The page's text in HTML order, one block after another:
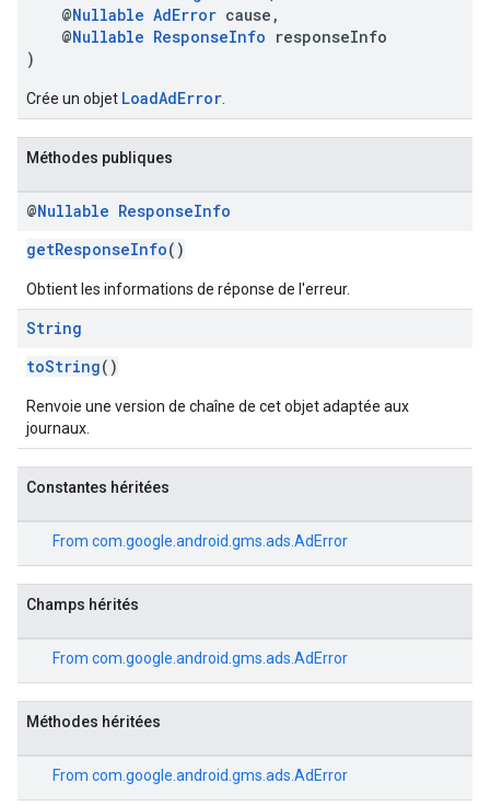
@Nullable AdError cause,
@Nullable ResponseInfo responseInfo
)
Crée un objet LoadAdError
Méthodes publiques
@Nullable ResponseInfo
getResponseInfo()
Obtient les informations de réponse de l'erreur.
String
toString()
Renvoie une version de chaîne de cet objet adaptée aux
journaux.
Constantes héritées
From com.google.android.gms.ads.AdError
Champs hérités
From com.google.android.gms.ads.AdError
Méthodes héritées
From com.google.android.gms.ads.AdError